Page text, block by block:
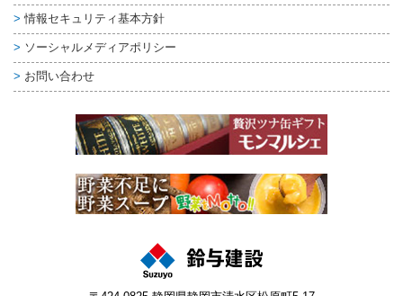
情報セキュリティ基本方針
ソーシャルメディアポリシー
お問い合わせ